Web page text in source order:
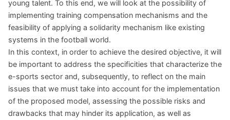
young talent. To this end, we will look at the possibility of
implementing training compensation mechanisms and the
feasibility of applying a solidarity mechanism like existing
systems in the football world.
In this context, in order to achieve the desired objective, it will
be important to address the specificities that characterize the
e-sports sector and, subsequently, to reflect on the main
issues that we must take into account for the implementation
of the proposed model, assessing the possible risks and
drawbacks that may hinder its application, as well as